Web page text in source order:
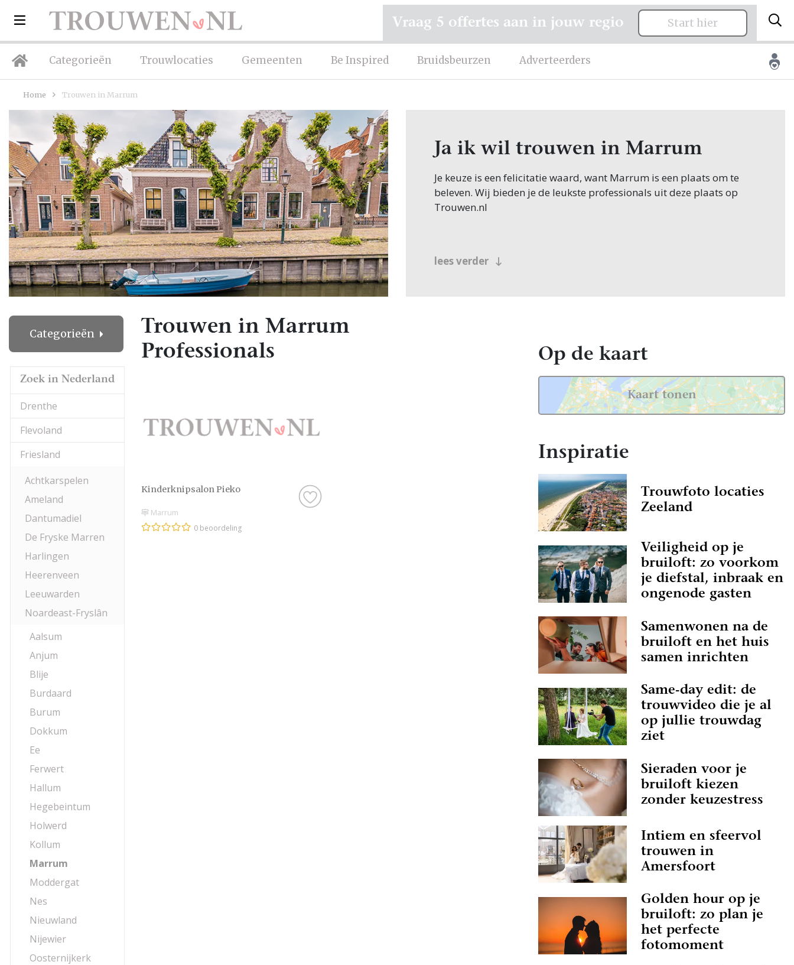
Categorieën Trouwlocaties Gemeenten Be Inspired Bruidsbeurzen Adverteerders
Vraag 5 offertes aan in jouw regio Start hier
Home Trouwen in Marrum
Ja ik wil trouwen in Marrum
Je keuze is een felicitatie waard, want Marrum is een plaats om te
beleven. Wij bieden je de leukste professionals uit deze plaats op
Trouwen.nl
lees verder
Categorieën
Zoek in Nederland
Drenthe
Flevoland
Friesland
Achtkarspelen
Ameland
Dantumadiel
De Fryske Marren
Harlingen
Heerenveen
Leeuwarden
Noardeast-Fryslân
Aalsum
Anjum
Blije
Burdaard
Burum
Dokkum
Ee
Ferwert
Hallum
Hegebeintum
Holwerd
Kollum
Marrum
Moddergat
Nes
Nieuwland
Nijewier
Oosternijkerk
Trouwen in Marrum
Professionals
Kinderknipsalon Pieko
Marrum
0 beoordeling
Op de kaart
Kaart tonen
Inspiratie
Trouwfoto locaties
Zeeland
Veiligheid op je
bruiloft: zo voorkom
je diefstal, inbraak en
ongenode gasten
Samenwonen na de
bruiloft en het huis
samen inrichten
Same-day edit: de
trouwvideo die je al
op jullie trouwdag
ziet
Sieraden voor je
bruiloft kiezen
zonder keuzestress
Intiem en sfeervol
trouwen in
Amersfoort
Golden hour op je
bruiloft: zo plan je
het perfecte
fotomoment